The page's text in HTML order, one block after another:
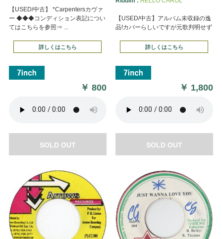
【USED/中古】 *Carpentersカヴァ
ー ◆◆◆コンディション表記につい
てはこちらを参照⇒ ...
詳しくはこちら
￥800
SOLD OUT
【USED/中古】アルバム未収録の逸
品!カバーらしいですが元歌判明せず
詳しくはこちら
￥ 1,800
SOLD OUT